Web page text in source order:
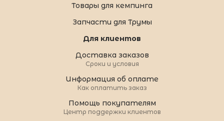
Товары для кемпинга
Запчасти для Трумы
Для клиентов
Доставка заказов
Сроки и условия
Информация об оплате
Как оплатить заказ
Помощь покупателям
Центр поддержки клиентов